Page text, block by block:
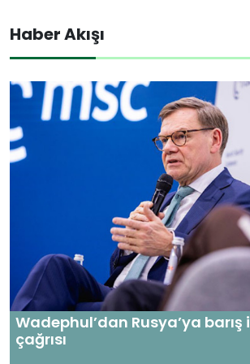
Haber Akışı
Wadephul’dan Rusya’ya barış
çağrısı